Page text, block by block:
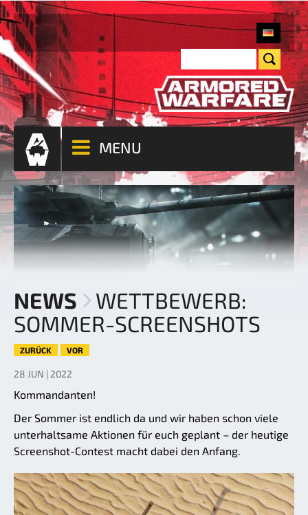
MENU
NEWS
WETTBEWERB:
SOMMER-SCREENSHOTS
ZURÜCK VOR
28 JUN | 2022
Kommandanten!
Der Sommer ist endlich da und wir haben schon viele
unterhaltsame Aktionen für euch geplant – der heutige
Screenshot-Contest macht dabei den Anfang.